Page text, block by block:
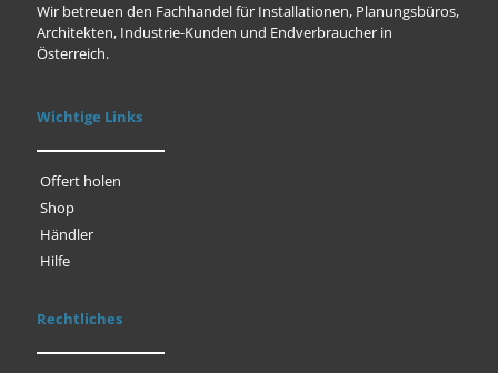
Wir betreuen den Fachhandel für Installationen, Planungsbüros,
Architekten, Industrie-Kunden und Endverbraucher in
Österreich.
Wichtige Links
Offert holen
Shop
Händler
Hilfe
Rechtliches